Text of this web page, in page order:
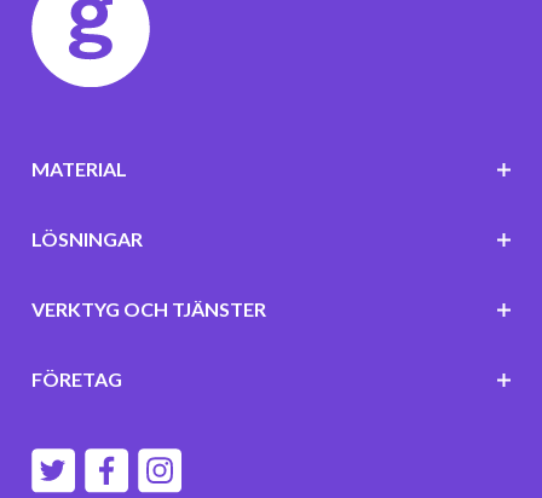
MATERIAL
LÖSNINGAR
VERKTYG OCH TJÄNSTER
FÖRETAG